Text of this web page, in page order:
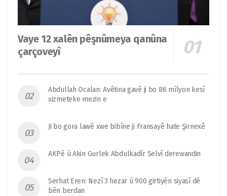
Vaye 12 xalên pêşnûmeya qanûna
çarçoveyî
Abdullah Ocalan: Avêtina gavê ji bo 86 mîlyon kesî
xizmeteke mezin e
Ji bo gora lawê xwe bibîne ji Fransayê hate Şirnexê
AKPê û Akin Gurlek Abdulkadîr Selvî derewandin
Serhat Eren: Nezî 3 hezar û 900 girtiyên siyasî dê
bên berdan